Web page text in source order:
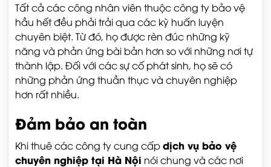
Tất cả các công nhân viên thuộc công ty bảo vệ
hầu hết đều phải trải qua các kỳ huấn luyện
chuyên biệt. Từ đó, họ được rèn đúc những kỹ
năng và phản ứng bài bản hơn so với những nơi tự
thành lập. Đối với các sự cố phát sinh, họ sẽ có
những phản ứng thuần thục và chuyên nghiệp
hơn rất nhiều.
Đảm bảo an toàn
Khi thuê các công ty cung cấpdịch vụ bảo vệ
chuyên nghiệp tại Hà Nội nói chung và các nơi